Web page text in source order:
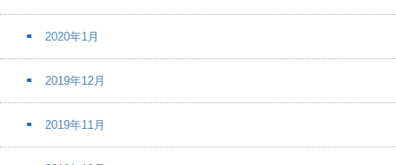
2020年1月
2019年12月
2019年11月